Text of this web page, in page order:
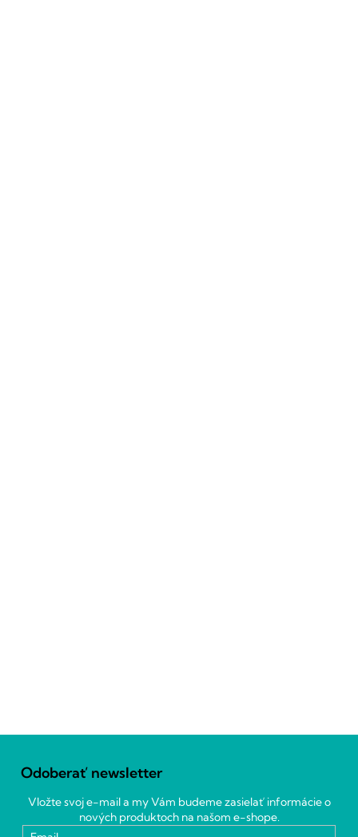
Odoberať newsletter
Vložte svoj e-mail a my Vám budeme zasielať informácie o
nových produktoch na našom e-shope.